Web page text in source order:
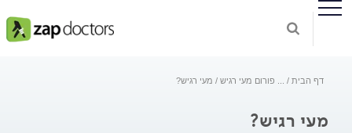
דף הבית פורום מעי רגיש מעי רגיש?
מעי רגיש?